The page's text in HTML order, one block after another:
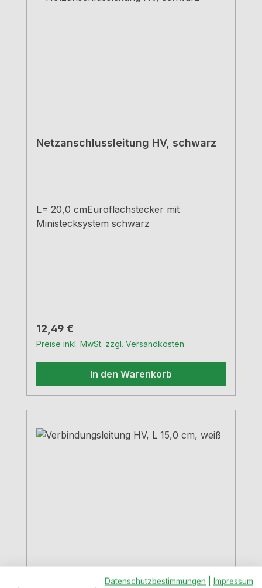
Netzanschlussleitung HV, schwarz
L= 20,0 cmEuroflachstecker mit
Ministecksystem schwarz
Regulärer Preis:
12,49 €
Preise inkl. MwSt. zzgl. Versandkosten
In den Warenkorb
Verbindungsleitung HV, L 15,0 cm,
Datenschutzbestimmungen
Impressum